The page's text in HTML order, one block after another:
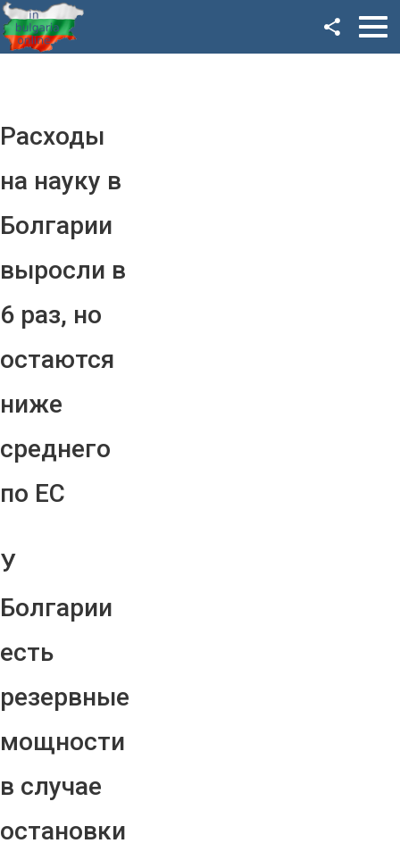
Расходы
на науку в
Болгарии
выросли в
6 раз, но
остаются
ниже
среднего
по ЕС
У
Болгарии
есть
резервные
мощности
в случае
остановки